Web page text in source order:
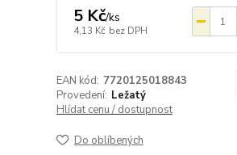
5 Kč/ks
4,13 Kč bez DPH
EAN kód: 7720125018843
Provedení: Ležatý
Hlídat cenu / dostupnost
Do oblíbených